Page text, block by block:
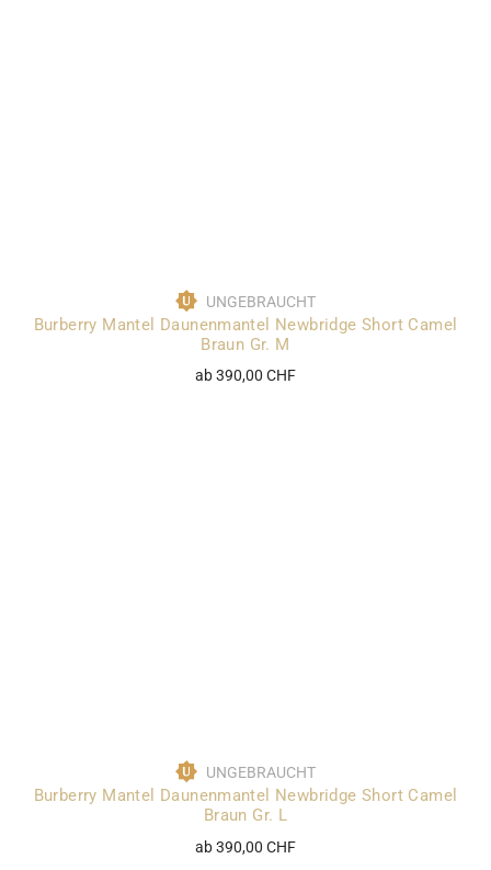
UNGEBRAUCHT
Burberry Mantel Daunenmantel Newbridge Short Camel
Braun Gr. M
ab 390,00 CHF
UNGEBRAUCHT
Burberry Mantel Daunenmantel Newbridge Short Camel
Braun Gr. L
ab 390,00 CHF